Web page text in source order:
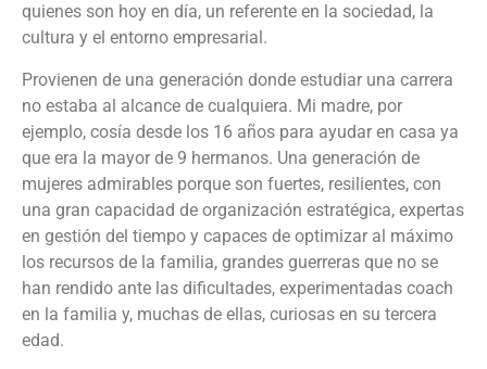
quienes son hoy en día, un referente en la sociedad, la
cultura y el entorno empresarial.
Provienen de una generación donde estudiar una carrera
no estaba al alcance de cualquiera. Mi madre, por
ejemplo, cosía desde los 16 años para ayudar en casa ya
que era la mayor de 9 hermanos. Una generación de
mujeres admirables porque son fuertes, resilientes, con
una gran capacidad de organización estratégica, expertas
en gestión del tiempo y capaces de optimizar al máximo
los recursos de la familia, grandes guerreras que no se
han rendido ante las dificultades, experimentadas coach
en la familia y, muchas de ellas, curiosas en su tercera
edad.